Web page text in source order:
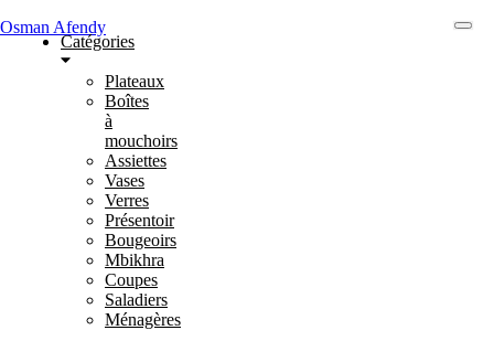
Osman Afendy
Catégories
Plateaux
Boîtes
à
mouchoirs
Assiettes
Vases
Verres
Présentoir
Bougeoirs
Mbikhra
Coupes
Saladiers
Ménagères